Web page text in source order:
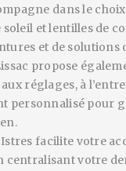
dans le
soleil et lentilles de
et de solutions
propose
réglages, à
personnalisé pour
facilite votre
centralisant votre